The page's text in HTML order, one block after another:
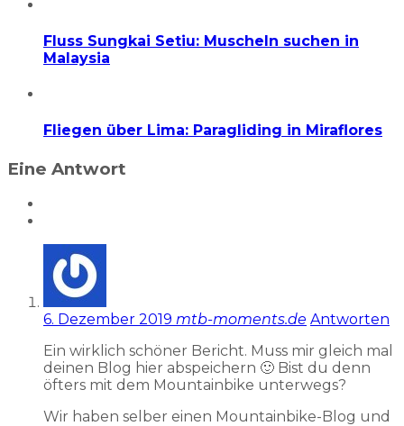
Fluss Sungkai Setiu: Muscheln suchen in
Malaysia
Fliegen über Lima: Paragliding in Miraflores
Eine Antwort
6. Dezember 2019 mtb-moments.de Antworten
Ein wirklich schöner Bericht. Muss mir gleich mal
deinen Blog hier abspeichern 🙂 Bist du denn
öfters mit dem Mountainbike unterwegs?
Wir haben selber einen Mountainbike-Blog und